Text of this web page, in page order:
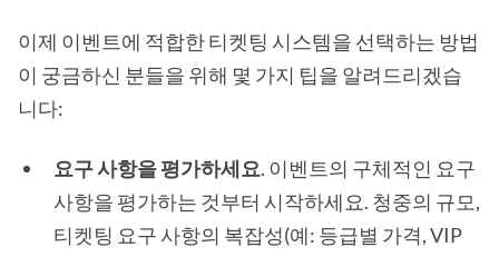
이제 이벤트에 적합한 티켓팅 시스템을 선택하는 방법
이 궁금하신 분들을 위해 몇 가지 팁을 알려드리겠습
니다:
요구 사항을 평가하세요. 이벤트의 구체적인 요구
사항을 평가하는 것부터 시작하세요. 청중의 규모,
티켓팅 요구 사항의 복잡성(예: 등급별 가격, VIP